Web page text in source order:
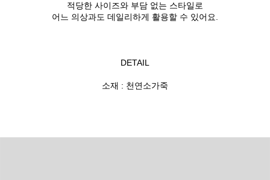
적당한 사이즈와 부담 없는 스타일로
어느 의상과도 데일리하게 활용할 수 있어요.
DETAIL
소재 : 천연소가죽